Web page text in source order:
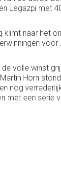
Legazpi met
naar het
volle winst
Horn
nog
een